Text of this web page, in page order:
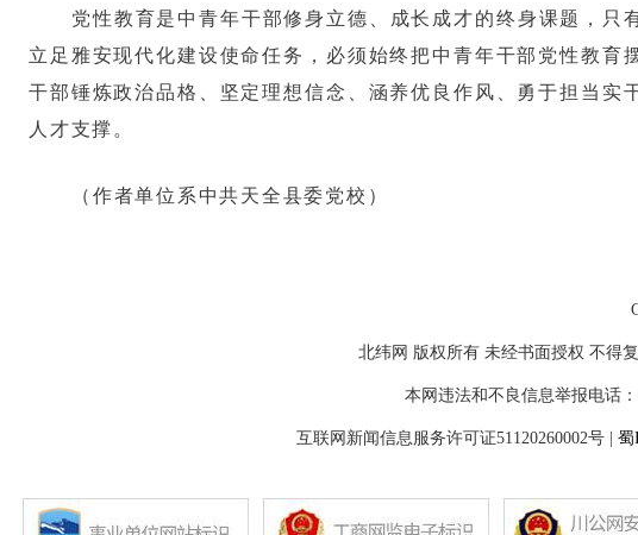
党性教育是中青年干部修身立德、成长成才的终身课题，
立足雅安现代化建设使命任务，必须始终把中青年干部党性教
干部锤炼政治品格、坚定理想信念、涵养优良作风、勇于担当
人才支撑。
（作者单位系中共天全县委党校）
北纬网 版权所有 未经书面授权 不得
本网违法和不良信息举报电话：
互联网新闻信息服务许可证51120260002号 蜀